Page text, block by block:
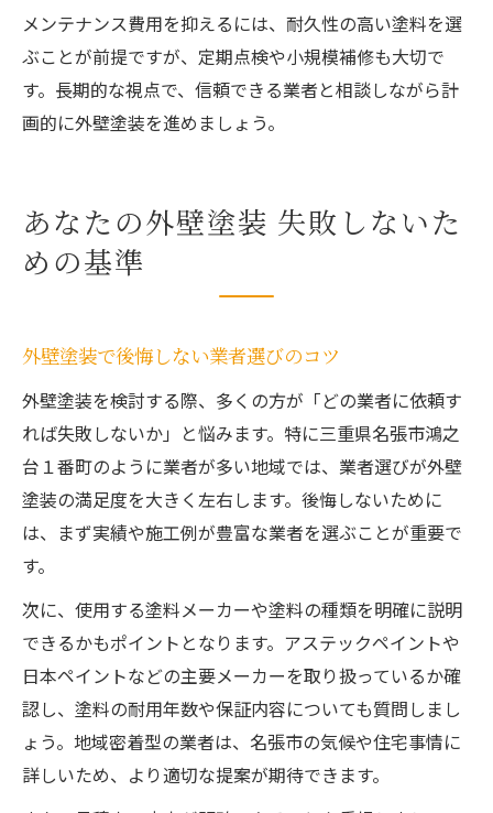
メンテナンス費用を抑えるには、耐久性の高い塗料を選
ぶことが前提ですが、定期点検や小規模補修も大切で
す。長期的な視点で、信頼できる業者と相談しながら計
画的に外壁塗装を進めましょう。
あなたの外壁塗装 失敗しないた
めの基準
外壁塗装で後悔しない業者選びのコツ
外壁塗装を検討する際、多くの方が「どの業者に依頼す
れば失敗しないか」と悩みます。特に三重県名張市鴻之
台１番町のように業者が多い地域では、業者選びが外壁
塗装の満足度を大きく左右します。後悔しないために
は、まず実績や施工例が豊富な業者を選ぶことが重要で
す。
次に、使用する塗料メーカーや塗料の種類を明確に説明
できるかもポイントとなります。アステックペイントや
日本ペイントなどの主要メーカーを取り扱っているか確
認し、塗料の耐用年数や保証内容についても質問しまし
ょう。地域密着型の業者は、名張市の気候や住宅事情に
詳しいため、より適切な提案が期待できます。